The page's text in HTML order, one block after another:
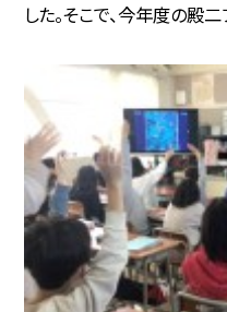
した。そこで、今年度の殿二